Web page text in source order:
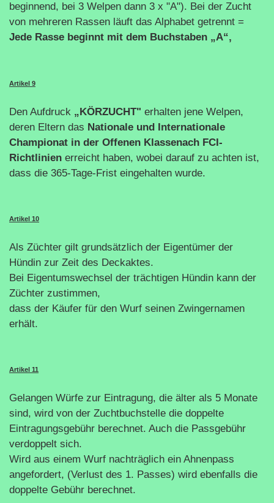
beginnend, bei 3 Welpen dann 3 x "A"). Bei der Zucht
von mehreren Rassen läuft das Alphabet getrennt =
Jede Rasse beginnt mit dem Buchstaben „A“,
Artikel 9
Den Aufdruck „KÖRZUCHT" erhalten jene Welpen,
deren Eltern das Nationale und Internationale
Championat in der Offenen Klassenach FCI-
Richtlinien erreicht haben, wobei darauf zu achten ist,
dass die 365-Tage-Frist eingehalten wurde.
Artikel 10
Als Züchter gilt grundsätzlich der Eigentümer der
Hündin zur Zeit des Deckaktes.
Bei Eigentumswechsel der trächtigen Hündin kann der
Züchter zustimmen,
dass der Käufer für den Wurf seinen Zwingernamen
erhält.
Artikel 11
Gelangen Würfe zur Eintragung, die älter als 5 Monate
sind, wird von der Zuchtbuchstelle die doppelte
Eintragungsgebühr berechnet. Auch die Passgebühr
verdoppelt sich.
Wird aus einem Wurf nachträglich ein Ahnenpass
angefordert, (Verlust des 1. Passes) wird ebenfalls die
doppelte Gebühr berechnet.